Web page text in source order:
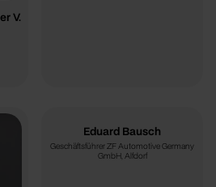
V.
Eduard Bausch
Geschäftsführer ZF Automotive Germany
GmbH, Alfdorf